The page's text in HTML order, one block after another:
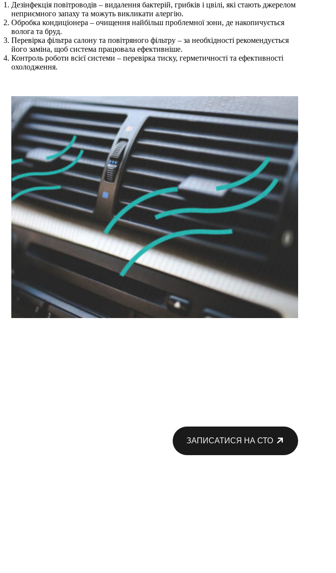
Дезінфекція повітроводів – видалення бактерій, грибків і цвілі, які стають джерелом
неприємного запаху та можуть викликати алергію.
Обробка кондиціонера – очищення найбільш проблемної зони, де накопичується
волога та бруд.
Перевірка фільтра салону та повітряного фільтру – за необхідності рекомендується
його заміна, щоб система працювала ефективніше.
Контроль роботи всієї системи – перевірка тиску, герметичності та ефективності
охолодження.
ЗАПИСАТИСЯ НА СТО